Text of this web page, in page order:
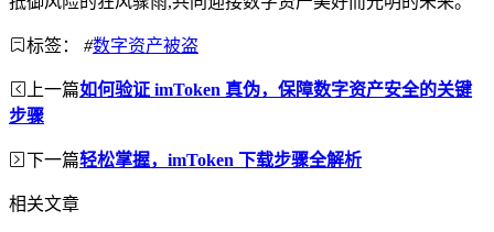
标签： #数字资产被盗
上一篇如何验证 imToken 真伪，保障数字资产安全的关键
步骤
下一篇轻松掌握，imToken 下载步骤全解析
相关文章